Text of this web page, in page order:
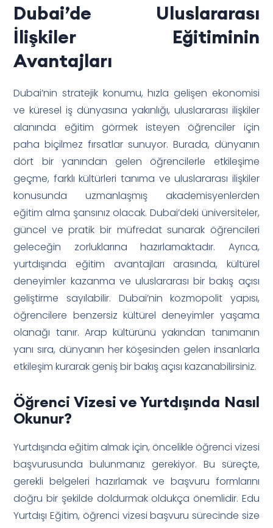
Dubai’de Uluslararası
İlişkiler Eğitiminin
Avantajları
Dubai’nin stratejik konumu, hızla gelişen ekonomisi
ve küresel iş dünyasına yakınlığı, uluslararası ilişkiler
alanında eğitim görmek isteyen öğrenciler için
paha biçilmez fırsatlar sunuyor. Burada, dünyanın
dört bir yanından gelen öğrencilerle etkileşime
geçme, farklı kültürleri tanıma ve uluslararası ilişkiler
konusunda uzmanlaşmış akademisyenlerden
eğitim alma şansınız olacak. Dubai’deki üniversiteler,
güncel ve pratik bir müfredat sunarak öğrencileri
geleceğin zorluklarına hazırlamaktadır. Ayrıca,
yurtdışında eğitim avantajları arasında, kültürel
deneyimler kazanma ve uluslararası bir bakış açısı
geliştirme sayılabilir. Dubai’nin kozmopolit yapısı,
öğrencilere benzersiz kültürel deneyimler yaşama
olanağı tanır. Arap kültürünü yakından tanımanın
yanı sıra, dünyanın her köşesinden gelen insanlarla
etkileşim kurarak geniş bir bakış açısı kazanabilirsiniz.
Öğrenci Vizesi ve Yurtdışında Nasıl
Okunur?
Yurtdışında eğitim almak için, öncelikle öğrenci vizesi
başvurusunda bulunmanız gerekiyor. Bu süreçte,
gerekli belgeleri hazırlamak ve başvuru formlarını
doğru bir şekilde doldurmak oldukça önemlidir. Edu
Yurtdışı Eğitim, öğrenci vizesi başvuru sürecinde size